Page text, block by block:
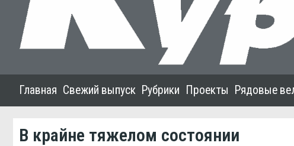
Главная Свежий выпуск Рубрики Проекты Рядовые
В крайне тяжелом состоянии